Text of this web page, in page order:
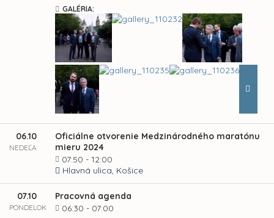
GALÉRIA:
06.10
NEDEĽA
Oficiálne otvorenie Medzinárodného maratónu
mieru 2024
07:50 - 12:00
Hlavná ulica, Košice
07.10
PONDELOK
Pracovná agenda
06:30 - 07:00